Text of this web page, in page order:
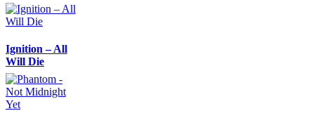
Ignition – All
Will Die